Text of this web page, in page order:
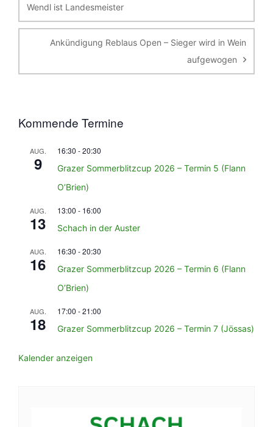
Wendl ist Landesmeister
Ankündigung Reblaus Open – Sieger wird in Wein
aufgewogen
Kommende Termine
AUG.
9
16:30 -20:30
Grazer Sommerblitzcup 2026 – Termin 5 (Flann
O’Brien)
AUG.
13
13:00 - 16:00
Schach in der Auster
AUG.
16
16:30 -20:30
Grazer Sommerblitzcup 2026 – Termin 6 (Flann
O’Brien)
AUG.
18
17:00 -21:00
Grazer Sommerblitzcup 2026 – Termin 7 (Jössas)
Kalender anzeigen